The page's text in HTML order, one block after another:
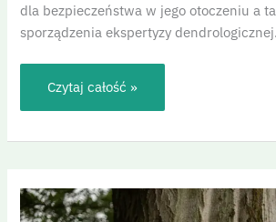
dla bezpieczeństwa w jego otoczeniu a
sporządzenia ekspertyzy dendrologicznej.
Czytaj całość »
Ekspertyzy
dendrologiczne